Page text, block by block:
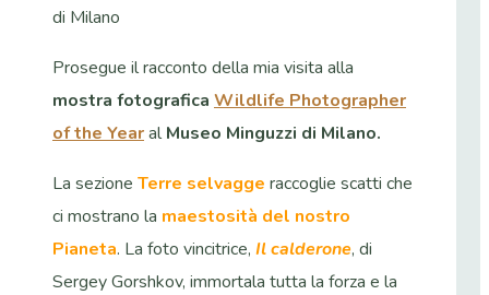
di Milano
Prosegue il racconto della mia visita alla
mostra fotografica Wildlife Photographer
of the YearalMuseo Minguzzi di Milano.
La sezione Terre selvagge raccoglie scatti che
ci mostrano la maestosità del nostro
Pianeta. La foto vincitrice, Il calderone, di
Sergey Gorshkov, immortala tutta la forza e la